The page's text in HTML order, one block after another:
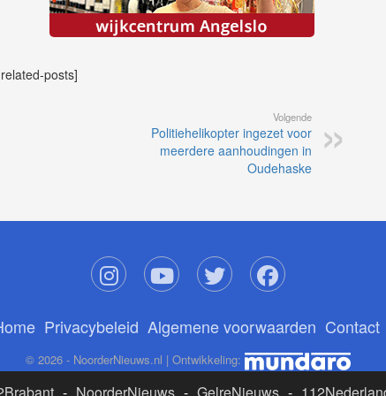
posts]
Volgende
Politiehelikopter ingezet voor
meerdere aanhoudingen in
Oudehaske
Privacybeleid Algemene voorwaarden Contact
© 2026 - NoorderNieuws.nl | Ontwikkeling:
- NoorderNieuws - GelreNieuws -